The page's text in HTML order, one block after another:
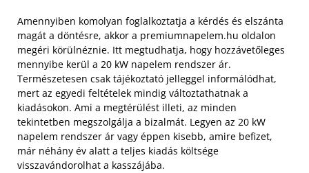
Amennyiben komolyan foglalkoztatja a kérdés és elszánta
magát a döntésre, akkor a premiumnapelem.hu oldalon
megéri körülnéznie. Itt megtudhatja, hogy hozzávetőleges
mennyibe kerül a 20 kW napelem rendszer ár.
Természetesen csak tájékoztató jelleggel informálódhat,
mert az egyedi feltételek mindig változtathatnak a
kiadásokon. Ami a megtérülést illeti, az minden
tekintetben megszolgálja a bizalmát. Legyen az 20 kW
napelem rendszer ár vagy éppen kisebb, amire befizet,
már néhány év alatt a teljes kiadás költsége
visszavándorolhat a kasszájába.